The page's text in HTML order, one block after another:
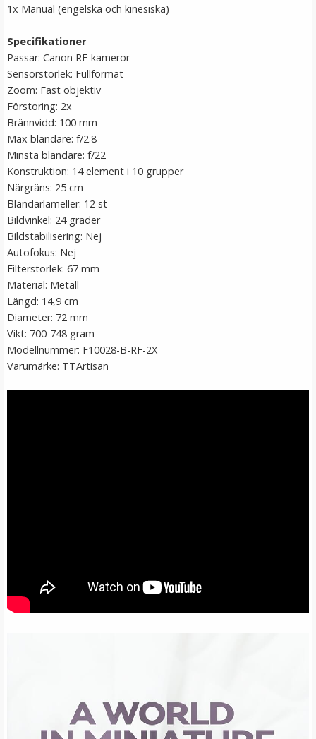
Skärmskydd & linsskydd för DJI Osmo Action av
69 kr
1x Manual (engelska och kinesiska)
Specifikationer
Passar: Canon RF-kameror
Sensorstorlek: Fullformat
Zoom: Fast objektiv
Förstoring: 2x
Brännvidd: 100 mm
Max bländare: f/2.8
Minsta bländare: f/22
Konstruktion: 14 element i 10 grupper
Närgräns: 25 cm
Bländarlameller: 12 st
Bildvinkel: 24 grader
Bildstabilisering: Nej
Autofokus: Nej
Filterstorlek: 67 mm
Material: Metall
Längd: 14,9 cm
Diameter: 72 mm
Vikt: 700-748 gram
Modellnummer: F10028-B-RF-2X
Varumärke: TTArtisan